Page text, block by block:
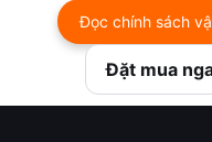
Đọc chính sách
Đặt mua